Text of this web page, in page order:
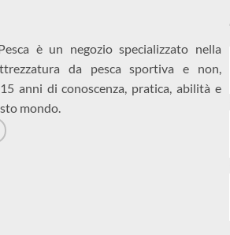
è un negozio specializzato nella
da pesca sportiva e non,
anni di conoscenza, pratica, abilità e
mondo.